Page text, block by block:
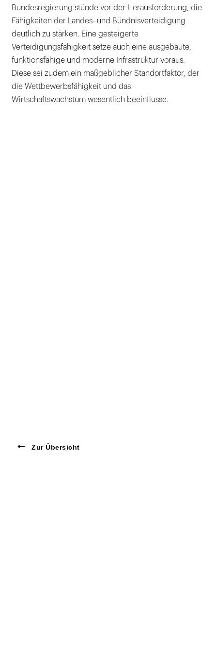
Bundesregierung stünde vor der Herausforderung, die
Fähigkeiten der Landes- und Bündnisverteidigung
deutlich zu stärken. Eine gesteigerte
Verteidigungsfähigkeit setze auch eine ausgebaute,
funktionsfähige und moderne Infrastruktur voraus.
Diese sei zudem ein maßgeblicher Standortfaktor, der
die Wettbewerbsfähigkeit und das
Wirtschaftswachstum wesentlich beeinflusse.
Zur Übersicht